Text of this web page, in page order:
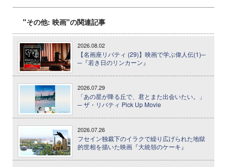
"その他: 映画"の関連記事
2026.08.02
【名画座リバティ (29)】映画で学ぶ偉人伝(1)─
─『若き日のリンカーン』
2026.07.29
「あの星が降る丘で、君とまた出会いたい。」
─ ザ・リバティ Pick Up Movie
2026.07.26
フセイン独裁下のイラクで繰り広げられた地獄
的世相を描いた映画『大統領のケーキ』